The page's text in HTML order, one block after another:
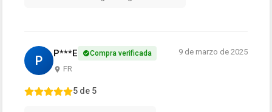
P P***E Compra verificada
FR
9 de marzo de 2025
5 de 5